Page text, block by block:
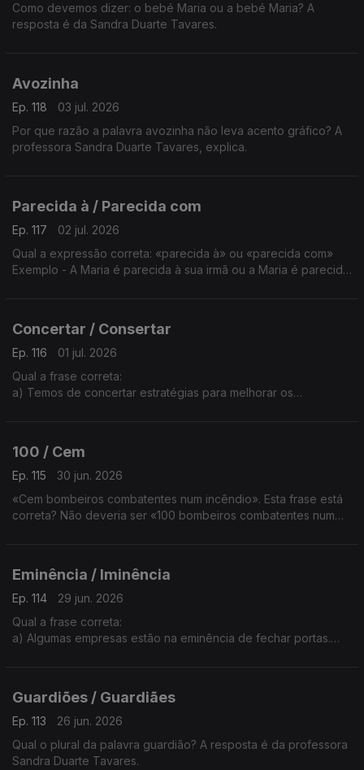
Como devemos dizer: o bebé Maria ou a bebé Maria? A
resposta é da Sandra Duarte Tavares.
Avozinha
Ep. 118
03 jul. 2026
Por que razão a palavra avozinha não leva acento gráfico? A
professora Sandra Duarte Tavares, explica.
Parecida à / Parecida com
Ep. 117
02 jul. 2026
Qual a expressão correta: «parecida à» ou «parecida com»
Exemplo - A Maria é parecida à sua irmã ou a Maria é parecida
Concertar / Consertar
Ep. 116
01 jul. 2026
Qual a frase correta:
a) Temos de concertar estratégias para melhorar os
A explicação é da Sandra Duarte Tavares.
100 / Cem
Ep. 115
30 jun. 2026
«Cem bombeiros combatentes num incêndio». Esta frase está
correta? Não deveria ser «100 bombeiros combatentes num
Eminência / Iminência
Ep. 114
29 jun. 2026
Qual a frase correta:
a) Algumas empresas estão na eminência de fechar portas.
Guardiões / Guardiães
Ep. 113
26 jun. 2026
Qual o plural da palavra guardião? A resposta é da professora
Sandra Duarte Tavares.